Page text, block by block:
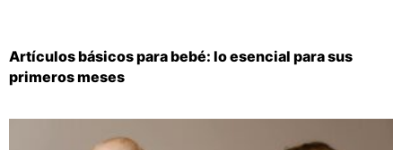
Artículos básicos para bebé: lo esencial para sus
primeros meses